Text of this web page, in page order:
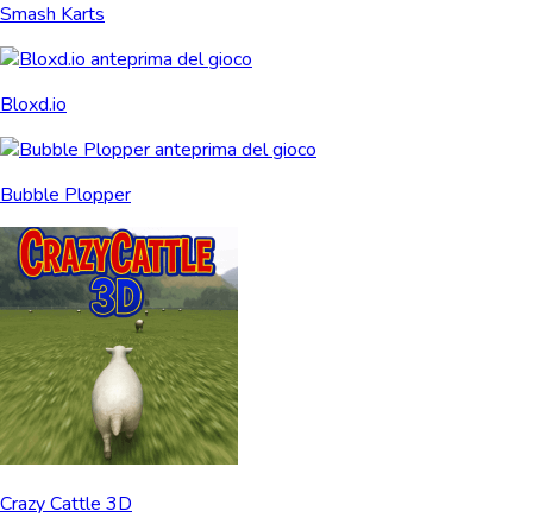
Smash Karts
Bloxd.io
Bubble Plopper
Crazy Cattle 3D